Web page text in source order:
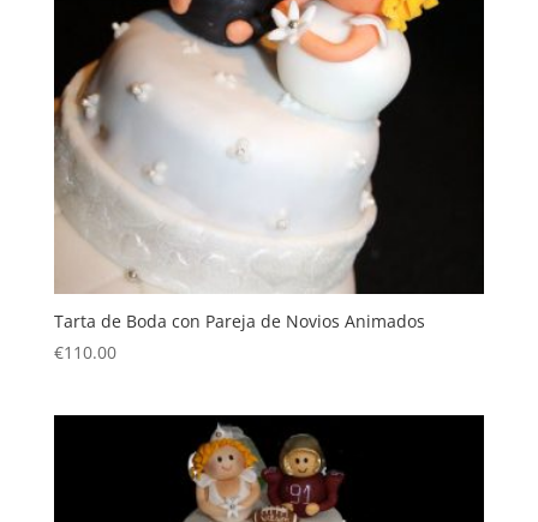
Tarta de Boda con Pareja de Novios Animados
€110.00